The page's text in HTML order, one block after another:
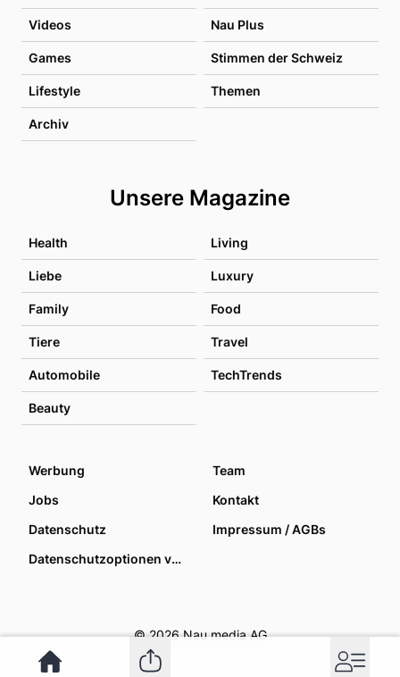
Videos Nau Plus
Games Stimmen der Schweiz
Lifestyle Themen
Archiv
Unsere Magazine
Health Living
Liebe Luxury
Family Food
Tiere Travel
Automobile TechTrends
Beauty
Werbung
Team
Jobs
Kontakt
Datenschutz
Impressum / AGBs
Datenschutzoptionen verwalten
© 2026 Nau media AG